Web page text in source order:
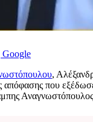
Google
,
απόφασης που